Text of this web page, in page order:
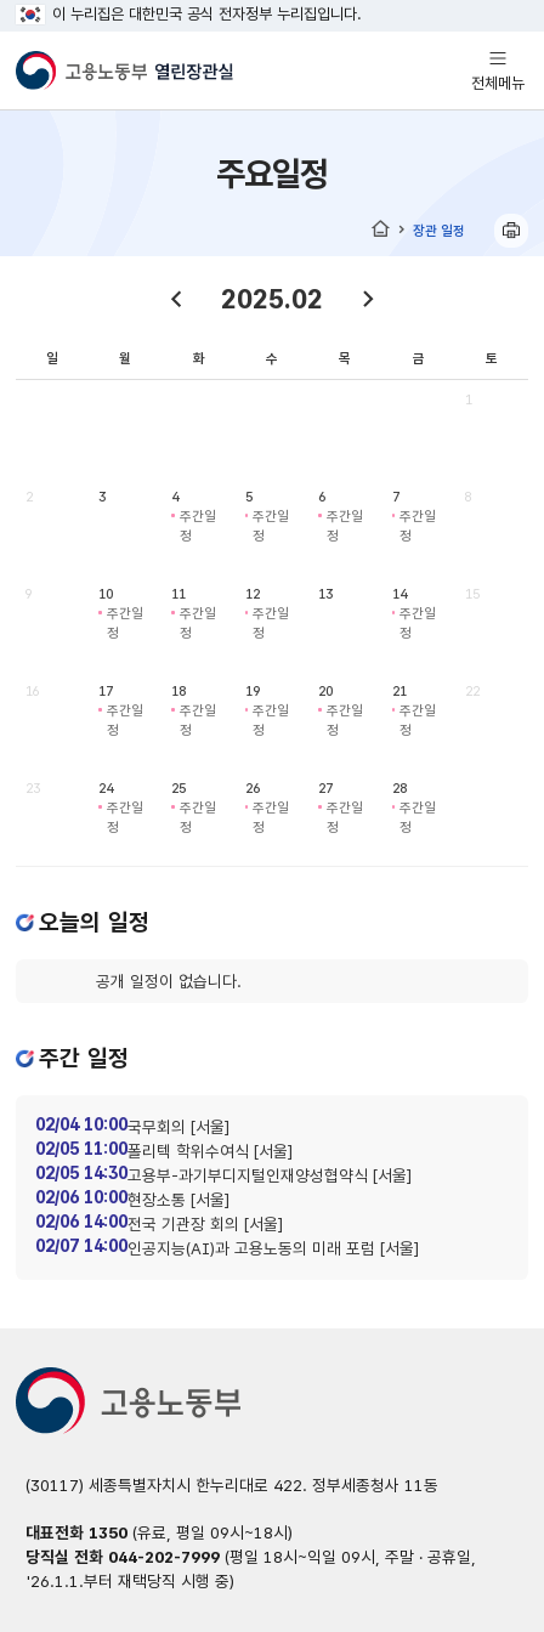
이 누리집은 대한민국 공식 전자정부 누리집입니다.
전체메뉴
열기
주요일정
장관 일정
2025.02
일 월 화 수 목 금 토
1
2 3
4
주간일
정
5
주간일
정
6
주간일
정
7
주간일
정
8
9
10
주간일
정
11
주간일
정
12
주간일
정
13
14
주간일
정
15
16
17
주간일
정
18
주간일
정
19
주간일
정
20
주간일
정
21
주간일
정
22
23
24
주간일
정
25
주간일
정
26
주간일
정
27
주간일
정
28
주간일
정
오늘의 일정
공개 일정이 없습니다.
주간 일정
02/04 10:00국무회의 [서울]
02/05 11:00폴리텍 학위수여식 [서울]
02/05 14:30고용부-과기부디지털인재양성협약식 [서울]
02/06 10:00현장소통 [서울]
02/06 14:00전국 기관장 회의 [서울]
02/07 14:00인공지능(AI)과 고용노동의 미래 포럼 [서울]
(30117) 세종특별자치시 한누리대로 422. 정부세종청사 11동
대표전화 1350(유료, 평일 09시~18시)
당직실 전화 044-202-7999(평일 18시~익일 09시, 주말 · 공휴일,
'26.1.1.부터 재택당직 시행 중)